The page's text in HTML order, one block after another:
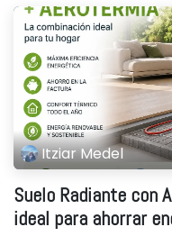
Itziar Medel
Suelo Radiante con
ideal para ahorrar